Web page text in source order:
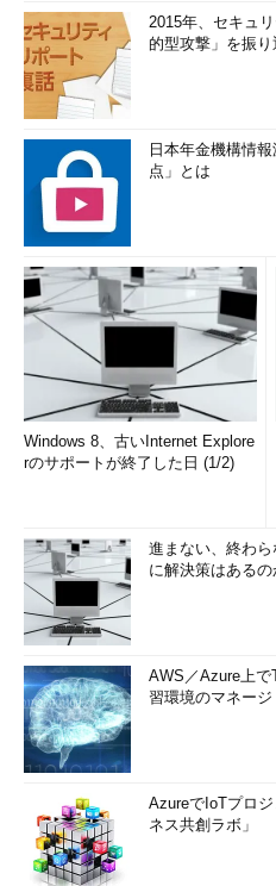
2015年、セキュ
的型攻撃」を振
日本年金機構情
点」とは
Windows 8、古いInternet Explore
rのサポートが終了した日 (1/2)
進まない、終わ
に解決策はある
AWS／Azure上
習環境のマネー
AzureでIoTプロ
ネス共創ラボ」